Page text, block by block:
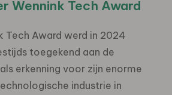
Wennink Tech Award
Tech Award werd in 2024
toegekend aan de
erkenning voor zijn enorme
industrie in